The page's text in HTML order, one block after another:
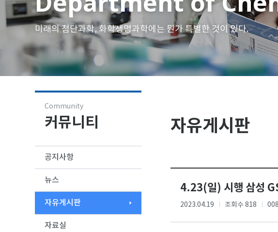
미래의 첨단과학, 화학생명과학에는 뭔가 특별한 것이 있다.
자유게시판
4.23(일) 시행 삼성
2023.04.19 조회수 818
Community
커뮤니티
공지사항
뉴스
자유게시판
자료실